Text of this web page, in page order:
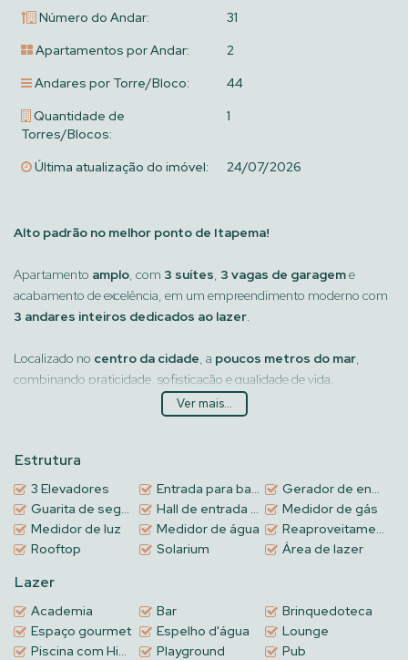
Número do Andar:
31
Apartamentos por Andar:
2
Andares por Torre/Bloco:
44
Quantidade de
Torres/Blocos:
1
Última atualização do imóvel: 24/07/2026
Alto padrão no melhor ponto de Itapema!
Apartamento amplo, com 3 suítes, 3 vagas de garageme
acabamento de excelência, em um empreendimento moderno com
3 andares inteiros dedicados ao lazer.
Localizado no centro da cidade, a poucos metros do mar,
combinando praticidade, sofisticação e qualidade de vida.
Um imóvel exclusivo para quem valoriza espaço, localização e
Agende uma visita e conheça esse projeto incrível!
Ver mais...
Estrutura
3 Elevadores Entrada para banhistas
Gerador de energia
Guarita de segurança
Hall de entrada decorado e mobiliado
Medidor de gás
Medidor de luz
Medidor de água
Reaproveitamento de água
Rooftop
Solarium Área de lazer
Lazer
Academia Bar
Brinquedoteca
Espaço gourmet
Espelho d'água
Lounge
Piscina com Hidromassagem
Playground
Pub